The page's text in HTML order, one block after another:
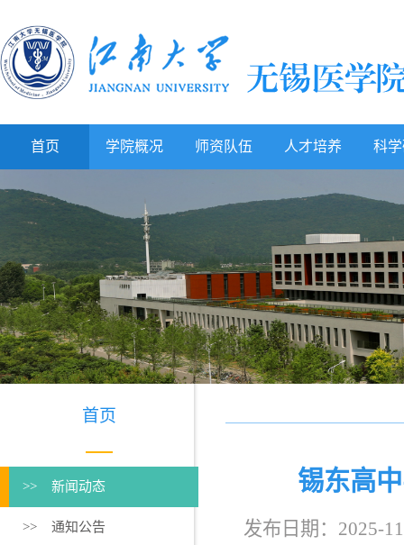
首页 学院概况 师资队伍 人才培养 科
首页
>> 新闻动态
>> 通知公告
锡东高
发布日期：2025-